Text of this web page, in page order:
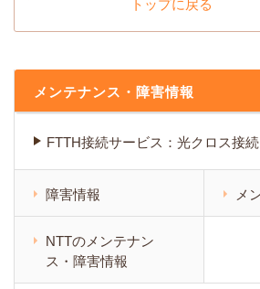
トップに戻る
メンテナンス・障害情報
FTTH接続サービス：光クロス接
障害情報 メ
NTTのメンテナン
ス・障害情報